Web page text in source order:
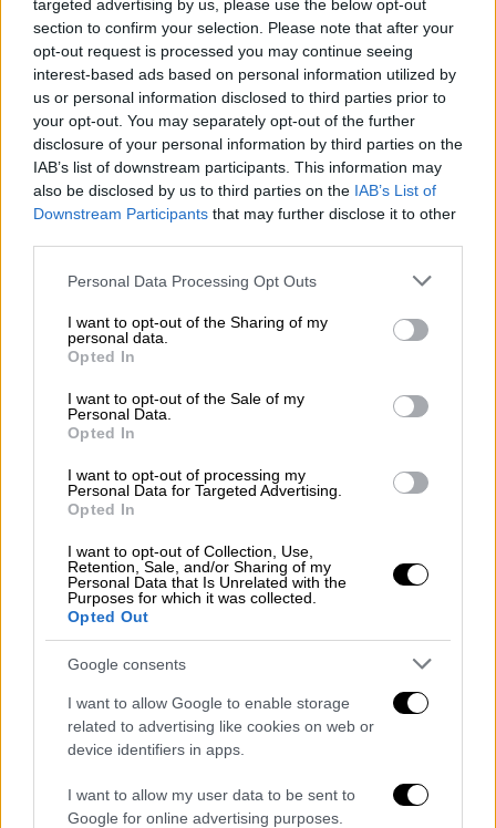
targeted advertising by us, please use the below opt-out
section to confirm your selection. Please note that after your
opt-out request is processed you may continue seeing
interest-based ads based on personal information utilized by
us or personal information disclosed to third parties prior to
your opt-out. You may separately opt-out of the further
disclosure of your personal information by third parties on the
IAB’s list of downstream participants. This information may
also be disclosed by us to third parties on the IAB’s List of
Downstream Participants that may further disclose it to other
Please note that this website/app uses one or more Google
not limited to your visit or usage behaviour. You may click to
grant or deny consent to Google and its third-party tags to
use your data for below specified purposes in below Google
consent section.
Personal Data Processing Opt Outs
I want to opt-out of the Sharing of my
personal data.
Opted In
I want to opt-out of the Sale of my
Personal Data.
Opted In
I want to opt-out of processing my
Personal Data for Targeted Advertising.
Opted In
I want to opt-out of Collection, Use,
Retention, Sale, and/or Sharing of my
Personal Data that Is Unrelated with the
Purposes for which it was collected.
Opted Out
Google consents
I want to allow Google to enable storage
related to advertising like cookies on web or
device identifiers in apps.
I want to allow my user data to be sent to
Google for online advertising purposes.
αποτέλεσμα - Να αποτρέψουμε την
παντοδυναμία ενός ηγεμόνα
πρωθυπουργού»
Πολιτική|23.05.2023 11:59
Εξελέγησαν βουλευτές στη
Θεσσαλονίκη, σε διαφορετικά
κόμματα ο Κυριάκος Βελόπουλος και
ο αδερφός του - Oι ψήφοι που πήραν
επιτροπής ούτε τακτικά ούτε
αναπληρωματικά, κάναμε ότι μπορούσαμε με
τα δεδομένα που είχαμε», τόνισε
στο Επιλογές ο κύριοςΠολύνικος
Οικονόμου.
«Αυτό δημιουργεί πρόβλημα στην γρήγορη
εξυπηρέτηση των ψηφοφόρων. Ειδικά για το
πρώτο Γυμνάσιο που έχει θέμα με τα
προπύλαια, πρέπει να
εγκατάσταση που επιτρέπει στον κόσμο
ψηφίζει χωρίς να ανεβαίνει τα σκαλιά.
Πρέπει να υπάρξει μέριμνα για τους